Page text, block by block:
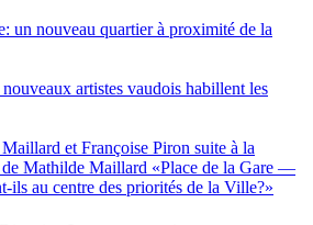
un nouveau quartier à proximité de la
artistes vaudois habillent les
et Françoise Piron suite à la
Mathilde Maillard «Place de la Gare —
ils au centre des priorités de la Ville?»